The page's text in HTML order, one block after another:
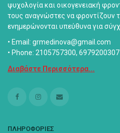
ψυχολογία και οικογενειακή
τους αναγνώστες να φροντίζουν
ενημερώνονται υπεύθυνα για
• Email: grmedinova@gmail.com
• Phone: 2105757300, 6979200307
Διαβάστε Περισσότερα...
ΠΛΗΡΟΦΟΡΙΕΣ